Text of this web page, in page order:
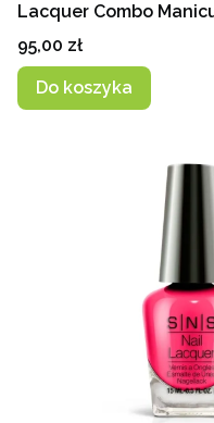
Lacquer Combo
Cena
95,00 zł
Do koszyka